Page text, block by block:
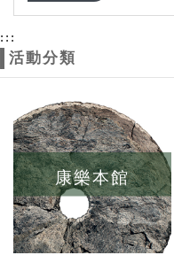
:::
活動分類
康樂本館